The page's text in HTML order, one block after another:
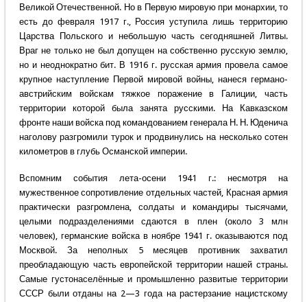
Великой Отечественной. Но в Первую мировую при монархии, то
есть до февраля 1917 г., Россия уступила лишь территорию
Царства Польского и небольшую часть сегодняшней Литвы.
Враг не только не был допущен на собственно русскую землю,
но и неоднократно бит. В 1916 г. русская армия провела самое
крупное наступление Первой мировой войны, нанеся германо-
австрийским войскам тяжкое поражение в Галиции, часть
территории которой была занята русскими. На Кавказском
фронте наши войска под командованием генерала Н. Н. Юденича
наголову разгромили турок и продвинулись на несколько сотен
километров в глубь Османской империи.
Вспомним события лета-осени 1941 г.: несмотря на
мужественное сопротивление отдельных частей, Красная армия
практически разгромлена, солдаты и командиры тысячами,
целыми подразделениями сдаются в плен (около 3 млн
человек), германские войска в ноябре 1941 г. оказываются под
Москвой. За неполных 5 месяцев противник захватил
преобладающую часть европейской территории нашей страны.
Самые густонаселённые и промышленно развитые территории
СССР были отданы на 2—3 года на растерзание нацистскому